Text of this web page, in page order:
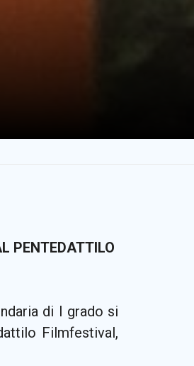
PENTEDATTILO
di I grado si
Filmfestival,